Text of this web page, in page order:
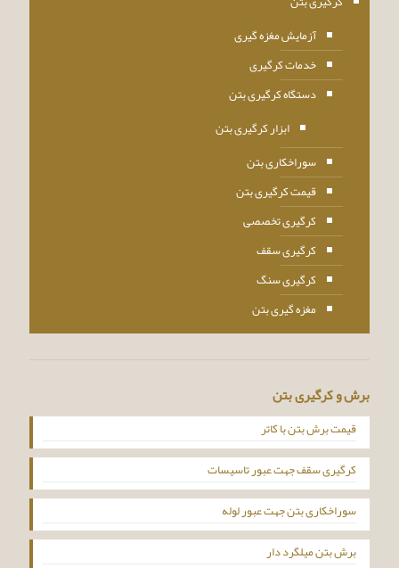
آزمایش مغزه گیری
خدمات کرگیری
دستگاه کرگیری بتن
ابزار کرگیری بتن
سوراخکاری بتن
قیمت کرگیری بتن
کرگیری تخصصی
کرگیری سقف
کرگیری سنگ
مغزه گیری بتن
برش و کرگیری بتن
قیمت برش بتن با کاتر
کرگیری سقف جهت عبور تاسیسات
سوراخکاری بتن جهت عبور لوله
برش بتن میلگرد دار